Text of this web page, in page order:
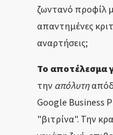
ζωντανό προφίλ
απαντημένες
αναρτήσεις;
Το αποτέλεσμα
τηναπόλυτη
Google Business
"βιτρίνα". Την